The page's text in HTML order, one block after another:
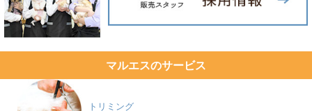
マルエスのサービス
トリミング